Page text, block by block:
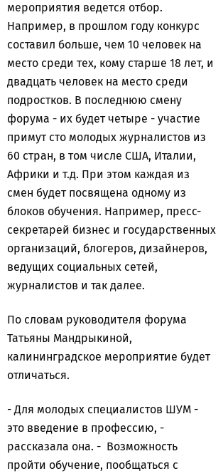
мероприятия ведется отбор.
Например, в прошлом году конкурс
составил больше, чем 10 человек на
место среди тех, кому старше 18 лет, и
двадцать человек на место среди
подростков. В последнюю смену
форума - их будет четыре - участие
примут сто молодых журналистов из
60 стран, в том числе США, Италии,
Африки и т.д. При этом каждая из
смен будет посвящена одному из
блоков обучения. Например, пресс-
секретарей бизнес и государственных
организаций, блогеров, дизайнеров,
ведущих социальных сетей,
журналистов и так далее.
По словам руководителя форума
Татьяны Мандрыкиной,
калининградское мероприятие будет
отличаться.
- Для молодых специалистов ШУМ -
это введение в профессию, -
рассказала она. - Возможность
пройти обучение, пообщаться с